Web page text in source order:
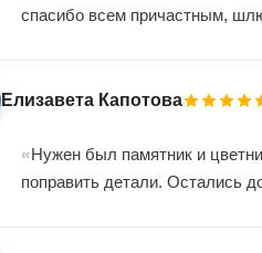
спасибо всем причастным,
Елизавета Капотова
Нужен был памятник и
поправить детали. Остались